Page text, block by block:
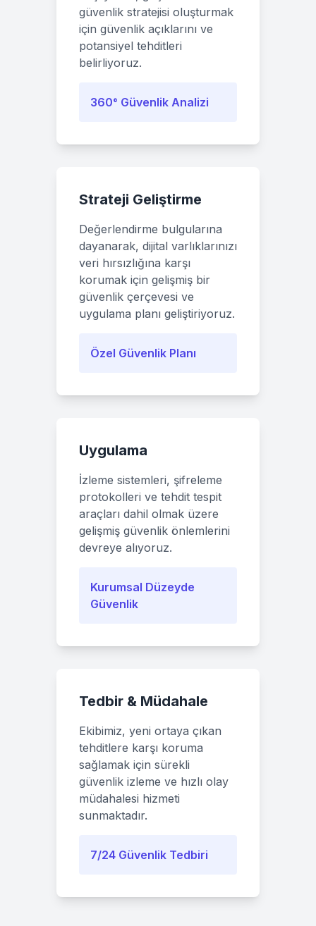
güvenlik stratejisi oluşturmak
için güvenlik açıklarını ve
potansiyel tehditleri
belirliyoruz.
360° Güvenlik Analizi
Strateji Geliştirme
Değerlendirme bulgularına
dayanarak, dijital varlıklarınızı
veri hırsızlığına karşı
korumak için gelişmiş bir
güvenlik çerçevesi ve
uygulama planı geliştiriyoruz.
Özel Güvenlik Planı
Uygulama
İzleme sistemleri, şifreleme
protokolleri ve tehdit tespit
araçları dahil olmak üzere
gelişmiş güvenlik önlemlerini
devreye alıyoruz.
Kurumsal Düzeyde
Güvenlik
Tedbir & Müdahale
Ekibimiz, yeni ortaya çıkan
tehditlere karşı koruma
sağlamak için sürekli
güvenlik izleme ve hızlı olay
müdahalesi hizmeti
sunmaktadır.
7/24 Güvenlik Tedbiri